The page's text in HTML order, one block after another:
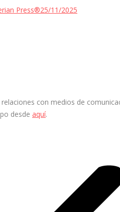
Press®25/11/2025
con medios de
desde aquí.